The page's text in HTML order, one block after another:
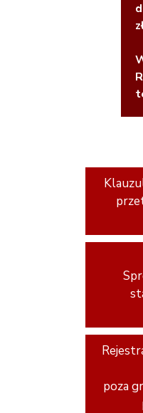
poza